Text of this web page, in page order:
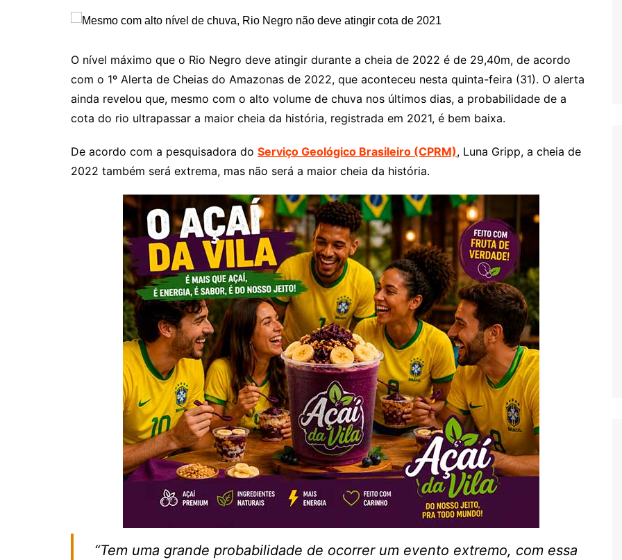
O nível máximo que o Rio Negro deve atingir durante a cheia de 2022 é de 29,40m, de acordo
com o 1º Alerta de Cheias do Amazonas de 2022, que aconteceu nesta quinta-feira (31). O alerta
ainda revelou que, mesmo com o alto volume de chuva nos últimos dias, a probabilidade de a
cota do rio ultrapassar a maior cheia da história, registrada em 2021, é bem baixa.
De acordo com a pesquisadora do Serviço Geológico Brasileiro (CPRM), Luna Gripp, a cheia de
2022 também será extrema, mas não será a maior cheia da história.
“Tem uma grande probabilidade de ocorrer um evento extremo, com essa